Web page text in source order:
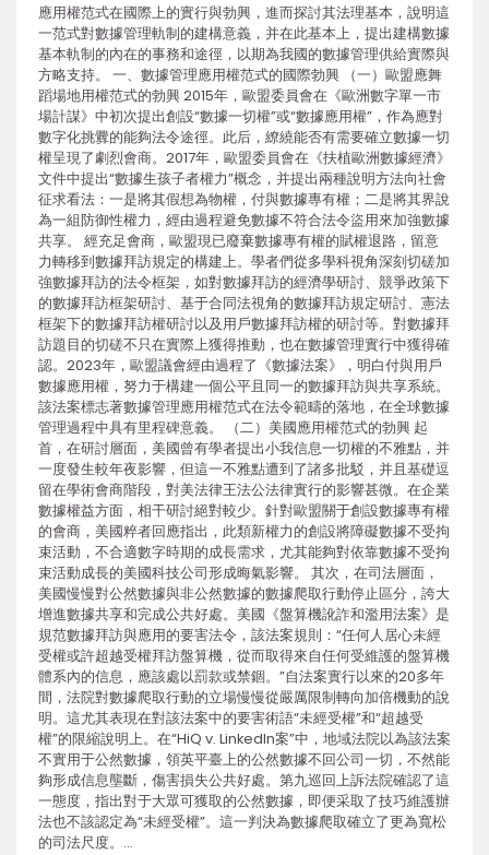
應用權范式在國際上的實行與勃興，進而探討其法理基本，說明這
一范式對數據管理軌制的建構意義，并在此基本上，提出建構數據
基本軌制的內在的事務和途徑，以期為我國的數據管理供給實際與
方略支持。 一、數據管理應用權范式的國際勃興 （一）歐盟應舞
蹈場地用權范式的勃興 2015年，歐盟委員會在《歐洲數字單一市
場計謀》中初次提出創設“數據一切權”或“數據應用權”，作為應對
數字化挑釁的能夠法令途徑。此后，繚繞能否有需要確立數據一切
權呈現了劇烈會商。2017年，歐盟委員會在《扶植歐洲數據經濟》
文件中提出“數據生孩子者權力”概念，并提出兩種說明方法向社會
征求看法：一是將其假想為物權，付與數據專有權；二是將其界說
為一組防御性權力，經由過程避免數據不符合法令盜用來加強數據
共享。 經充足會商，歐盟現已廢棄數據專有權的賦權退路，留意
力轉移到數據拜訪規定的構建上。學者們從多學科視角深刻切磋加
強數據拜訪的法令框架，如對數據拜訪的經濟學研討、競爭政策下
的數據拜訪框架研討、基于合同法視角的數據拜訪規定研討、憲法
框架下的數據拜訪權研討以及用戶數據拜訪權的研討等。對數據拜
訪題目的切磋不只在實際上獲得推動，也在數據管理實行中獲得確
認。2023年，歐盟議會經由過程了《數據法案》，明白付與用戶
數據應用權，努力于構建一個公平且同一的數據拜訪與共享系統。
該法案標志著數據管理應用權范式在法令範疇的落地，在全球數據
管理過程中具有里程碑意義。 （二）美國應用權范式的勃興 起
首，在研討層面，美國曾有學者提出小我信息一切權的不雅點，并
一度發生較年夜影響，但這一不雅點遭到了諸多批駁，并且基礎逗
留在學術會商階段，對美法律王法公法律實行的影響甚微。在企業
數據權益方面，相干研討絕對較少。針對歐盟關于創設數據專有權
的會商，美國粹者回應指出，此類新權力的創設將障礙數據不受拘
束活動，不合適數字時期的成長需求，尤其能夠對依靠數據不受拘
束活動成長的美國科技公司形成晦氣影響。 其次，在司法層面，
美國慢慢對公然數據與非公然數據的數據爬取行動停止區分，誇大
增進數據共享和完成公共好處。美國《盤算機訛詐和濫用法案》是
規范數據拜訪與應用的要害法令，該法案規則：“任何人居心未經
受權或許超越受權拜訪盤算機，從而取得來自任何受維護的盤算機
體系內的信息，應該處以罰款或禁錮。”自法案實行以來的20多年
間，法院對數據爬取行動的立場慢慢從嚴厲限制轉向加倍機動的說
明。這尤其表現在對該法案中的要害術語“未經受權”和“超越受
權”的限縮說明上。在“HiQ v. LinkedIn案”中，地域法院以為該法案
不實用于公然數據，領英平臺上的公然數據不回公司一切，不然能
夠形成信息壟斷，傷害損失公共好處。第九巡回上訴法院確認了這
一態度，指出對于大眾可獲取的公然數據，即便采取了技巧維護辦
法也不該認定為“未經受權”。這一判決為數據爬取確立了更為寬松
的司法尺度。…